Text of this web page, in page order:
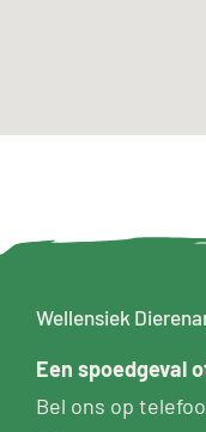
Wellensiek
Een spoedgeval
Bel ons op